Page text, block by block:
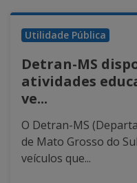
Utilidade Pública
Detran-MS
atividades
ve...
O Detran-MS
de Mato Grosso do
veículos que...